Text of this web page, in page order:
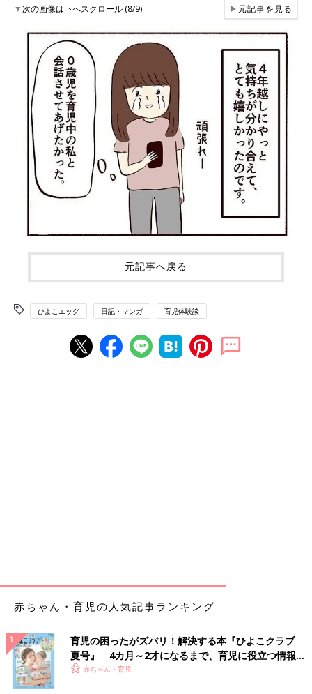
▼次の画像は下へスクロール (8/9) ▶元記事を見る
元記事へ戻る
ひよこエッグ 日記・マンガ 育児体験談
赤ちゃん・育児の人気記事ランキング
育児の困ったがズバリ！解決する本『ひよこクラブ
夏号』 4カ月～2才になるまで、育児に役立つ情報が
いっぱい！
赤ちゃん・育児